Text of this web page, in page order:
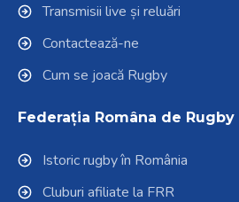
Transmisii live și reluări
Contactează-ne
Cum se joacă Rugby
Federația Româna de Rugby
Istoric rugby în România
Cluburi afiliate la FRR